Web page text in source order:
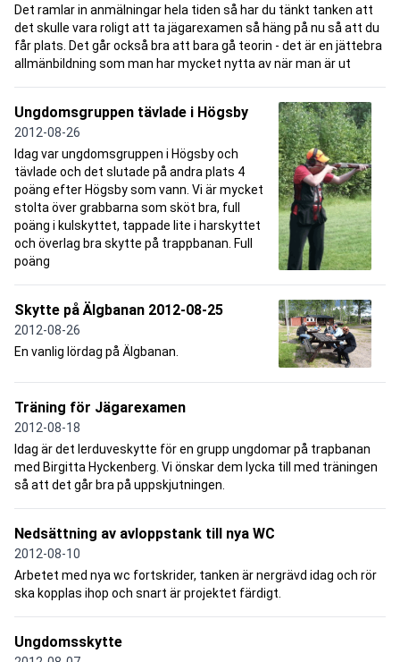
Det ramlar in anmälningar hela tiden så har du tänkt tanken att
det skulle vara roligt att ta jägarexamen så häng på nu så att du
får plats. Det går också bra att bara gå teorin - det är en jättebra
allmänbildning som man har mycket nytta av när man är ut
Ungdomsgruppen tävlade i Högsby
2012-08-26
Idag var ungdomsgruppen i Högsby och
tävlade och det slutade på andra plats 4
poäng efter Högsby som vann. Vi är mycket
stolta över grabbarna som sköt bra, full
poäng i kulskyttet, tappade lite i harskyttet
och överlag bra skytte på trappbanan. Full
poäng
Skytte på Älgbanan 2012-08-25
2012-08-26
En vanlig lördag på Älgbanan.
Träning för Jägarexamen
2012-08-18
Idag är det lerduveskytte för en grupp ungdomar på trapbanan
med Birgitta Hyckenberg. Vi önskar dem lycka till med träningen
så att det går bra på uppskjutningen.
Nedsättning av avloppstank till nya WC
2012-08-10
Arbetet med nya wc fortskrider, tanken är nergrävd idag och rör
ska kopplas ihop och snart är projektet färdigt.
Ungdomsskytte